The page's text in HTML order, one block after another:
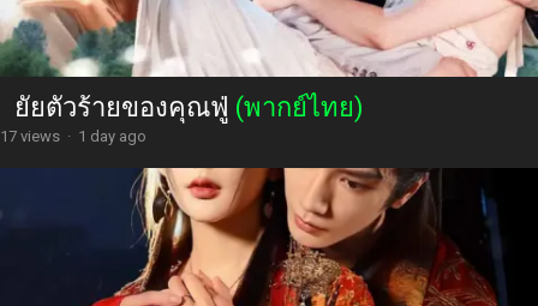
ยัยตัวร้ายของคุณฟู่ (พากย์ไทย)
17 views · 1 day ago